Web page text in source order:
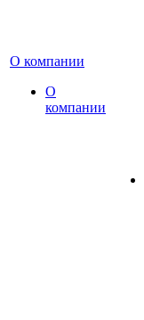
О компании
О
компании